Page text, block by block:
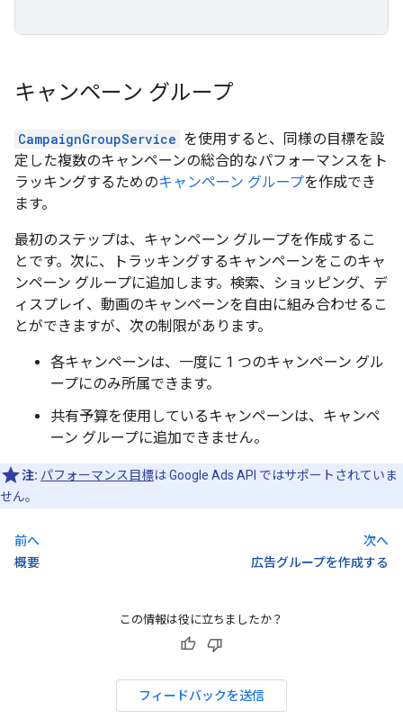
キャンペーン グループ
CampaignGroupService を使用すると、同様の目標を設
定した複数のキャンペーンの総合的なパフォーマンスをト
ラッキングするためのキャンペーン グループを作成でき
ます。
最初のステップは、キャンペーン グループを作成するこ
とです。次に、トラッキングするキャンペーンをこのキャ
ンペーン グループに追加します。検索、ショッピング、デ
ィスプレイ、動画のキャンペーンを自由に組み合わせるこ
とができますが、次の制限があります。
各キャンペーンは、一度に 1 つのキャンペーン グル
ープにのみ所属できます。
共有予算を使用しているキャンペーンは、キャンペ
ーン グループに追加できません。
注: パフォーマンス目標は Google Ads API ではサポートされていま
せん。
前へ
概要
次へ
広告グループを作成する
この情報は役に立ちましたか？
フィードバックを送信